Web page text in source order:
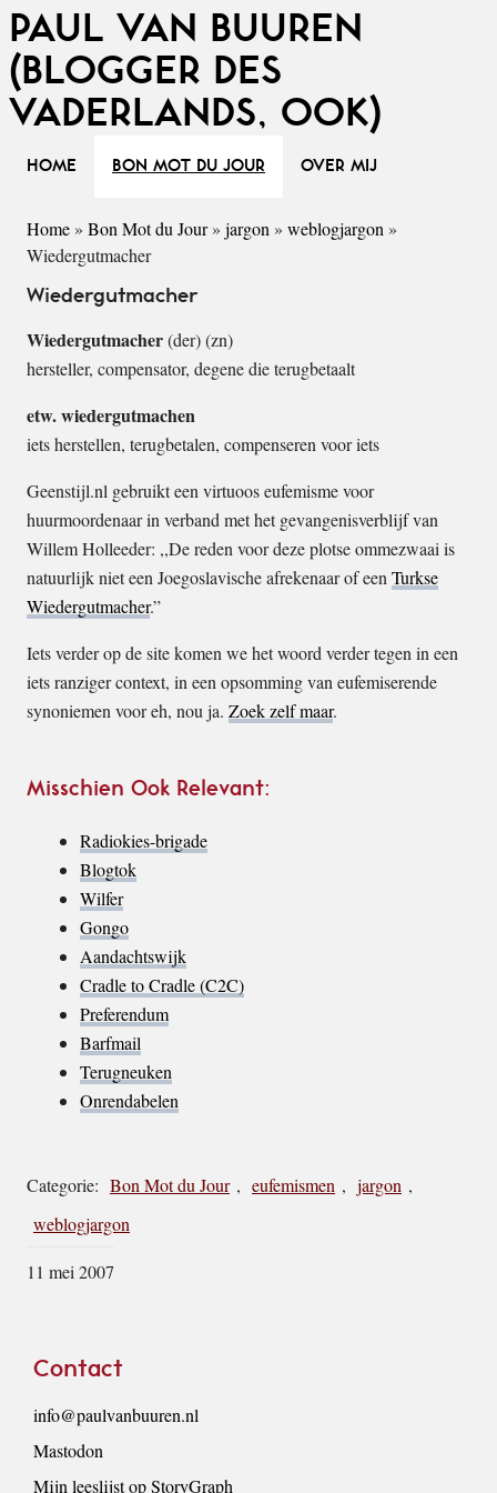
PAUL VAN BUUREN
(BLOGGER DES
VADERLANDS, OOK)
HOME BON MOT DU JOUR OVER MIJ
Home » Bon Mot du Jour» jargon » weblogjargon »
Wiedergutmacher
Wiedergutmacher
Wiedergutmacher(der) (zn)
hersteller, compensator, degene die terugbetaalt
etw. wiedergutmachen
iets herstellen, terugbetalen, compenseren voor iets
Geenstijl.nl gebruikt een virtuoos eufemisme voor
huurmoordenaar in verband met het gevangenisverblijf van
Willem Holleeder: ,,De reden voor deze plotse ommezwaai is
natuurlijk niet een Joegoslavische afrekenaar of een Turkse
Wiedergutmacher.”
Iets verder op de site komen we het woord verder tegen in een
iets ranziger context, in een opsomming van eufemiserende
synoniemen voor eh, nou ja. Zoek zelf maar.
Misschien Ook Relevant:
Radiokies-brigade
Blogtok
Wilfer
Gongo
Aandachtswijk
Cradle to Cradle (C2C)
Preferendum
Barfmail
Terugneuken
Onrendabelen
Categorie: Bon Mot du Jour , eufemismen , jargon ,
weblogjargon
11 mei 2007
Contact
info@paulvanbuuren.nl
Mastodon
Mijn leeslijst op StoryGraph